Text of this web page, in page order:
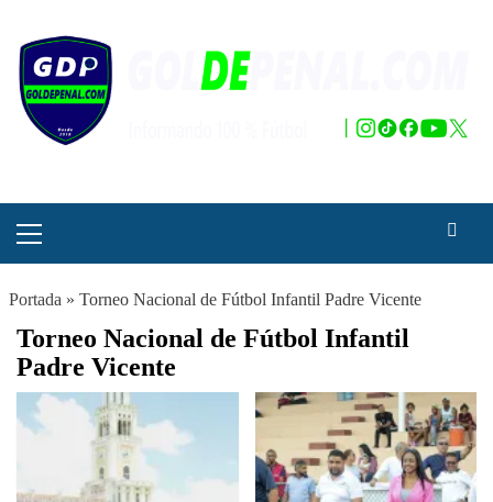
contenido
principal
Portada » Torneo Nacional de Fútbol Infantil Padre Vicente
Torneo Nacional de Fútbol Infantil
Padre Vicente